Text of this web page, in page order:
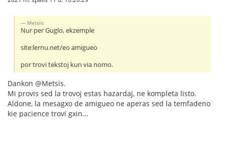
Metsis:
Nur per Guglo, ekzemple
site:lernu.net/eo amigueo
por trovi tekstoj kun via nomo.
Dankon @Metsis.
Mi provis sed la trovoj estas hazardaj, ne kompleta listo.
Aldone, la mesagxo de amigueo ne aperas sed la temfadeno
kie pacience trovi gxin...